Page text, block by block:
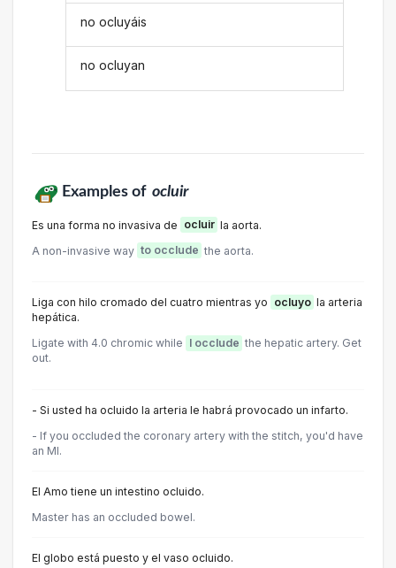
no ocluyáis
no ocluyan
Examples of ocluir
Es una forma no invasiva de ocluir la aorta.
A non-invasive way to occlude the aorta.
Liga con hilo cromado del cuatro mientras yo ocluyo la arteria
hepática.
Ligate with 4.0 chromic while I occlude the hepatic artery. Get
out.
- Si usted ha ocluido la arteria le habrá provocado un infarto.
- If you occluded the coronary artery with the stitch, you'd have
an MI.
El Amo tiene un intestino ocluido.
Master has an occluded bowel.
El globo está puesto y el vaso ocluido.